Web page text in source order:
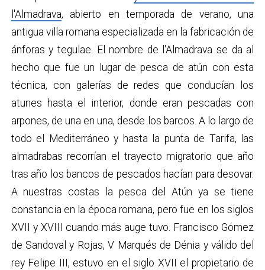
l'Almadrava, abierto en temporada de verano, una
antigua villa romana especializada en la fabricación de
ánforas y tegulae. El nombre de l'Almadrava se da al
hecho que fue un lugar de pesca de atún con esta
técnica, con galerías de redes que conducían los
atunes hasta el interior, donde eran pescadas con
arpones, de una en una, desde los barcos. A lo largo de
todo el Mediterráneo y hasta la punta de Tarifa, las
almadrabas recorrían el trayecto migratorio que año
tras año los bancos de pescados hacían para desovar.
A nuestras costas la pesca del Atún ya se tiene
constancia en la época romana, pero fue en los siglos
XVII y XVIII cuando más auge tuvo. Francisco Gómez
de Sandoval y Rojas, V Marqués de Dénia y válido del
rey Felipe III, estuvo en el siglo XVII el propietario de